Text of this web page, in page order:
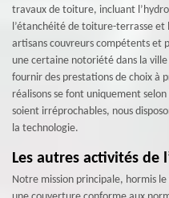
travaux de toiture, incluant
l’étanchéité de toiture-terrasse
artisans couvreurs compétents et
une certaine notoriété dans la
fournir des prestations de choix à
réalisons se font uniquement
soient irréprochables, nous
la technologie.
Les autres activités de
Notre mission principale, hormis